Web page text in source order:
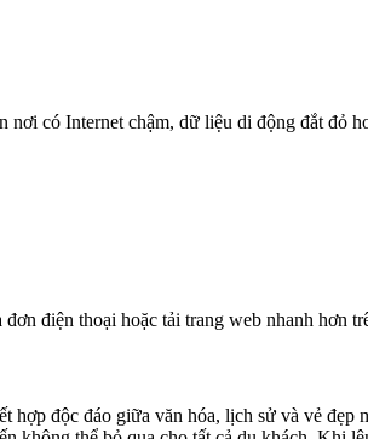
có Internet chậm, dữ liệu di động đắt
điện thoại hoặc tải trang web nhanh hơn
độc đáo giữa văn hóa, lịch sử và vẻ